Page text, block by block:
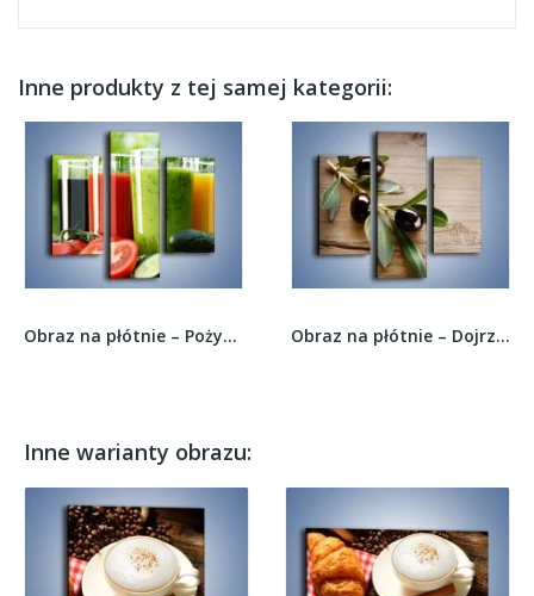
Inne produkty z tej samej kategorii:
Obraz na płótnie – Pożywne warzywne smoothy –... Obraz na płótnie – Dojrzała gałązka oliwek –...
Inne warianty obrazu: